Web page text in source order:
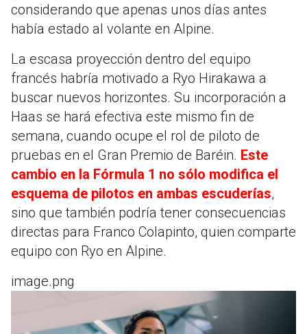
considerando que apenas unos días antes
había estado al volante en Alpine.
La escasa proyección dentro del equipo
francés habría motivado a Ryo Hirakawa a
buscar nuevos horizontes. Su incorporación a
Haas se hará efectiva este mismo fin de
semana, cuando ocupe el rol de piloto de
pruebas en el Gran Premio de Baréin. Este
cambio en la Fórmula 1 no sólo modifica el
esquema de pilotos en ambas escuderías,
sino que también podría tener consecuencias
directas para Franco Colapinto, quien comparte
equipo con Ryo en Alpine.
image.png